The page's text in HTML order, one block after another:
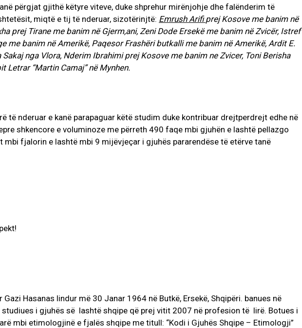
përgjat gjithë këtyre viteve, duke shprehur mirënjohje dhe falënderim të
miqtë e tij të nderuar, sizotërinjtë: Emrush Arifiprej Kosove me banim në
prej Tirane me banim në Gjerm,ani, Zeni Dode Ersekë me banim në Zvicër, Istref
me banim nëAmerikë, Paqesor Frashëri butkalli me banim në Amerikë, Ardit E.
Sakaj nga Vlora, Nderim Ibrahimi prej Kosove me banim ne Zvicer, Toni Berisha
Letrar “Martin Camaj” në Mynhen.
të nderuar e kanë parapaguar këtë studim duke kontribuar drejtperdrejt edhe në
shkencore e voluminoze me përreth 490 faqe mbi gjuhën e lashtë pellazgo
mbi fjalorin e lashtë mbi 9 mijëvjeçar i gjuhës pararendëse të etërve tanë
Hasanas lindur më 30 Janar 1964 në Butkë, Ersekë, Shqipëri. banues në
i gjuhës së lashtë shqipe që prej vitit 2007 në profesion të lirë. Botues i
mbi etimologjinë e fjalës shqipe me titull: “Kodi i Gjuhës Shqipe – Etimologji”